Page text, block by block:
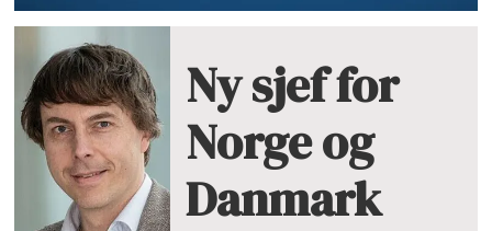
Ny sjef for
Norge og
Danmark